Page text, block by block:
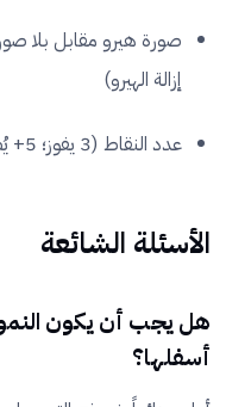
صورة هيرو مقابل بلا
إزالة الهيرو)
عدد النقاط (3 يفوز؛ 5+ يُضيف عبء قراءة بلا رفع)
الأسئلة الشائعة
هل يجب أن يكون
أسفلها؟